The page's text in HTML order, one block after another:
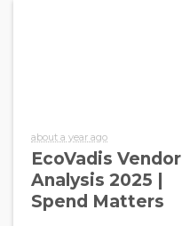
about a year ago
EcoVadis Vendor
Analysis 2025 |
Spend Matters